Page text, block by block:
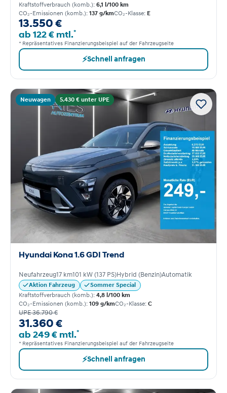
Kraftstoffverbrauch (komb.): 6,1 l/100 km
CO₂-Emissionen (komb.): 137 g/kmCO₂-Klasse: E
13.550 €
ab 122 € mtl.*
* Repräsentatives Finanzierungsbeispiel auf der Fahrzeugseite
⚡Schnell anfragen
Neuwagen 5.430 € unter UPE
Hyundai Kona 1.6 GDI Trend
Neufahrzeug17 km101 kW (137 PS)Hybrid (Benzin)Automatik
Aktion Fahrzeug
Sommer Special
Kraftstoffverbrauch (komb.): 4,8 l/100 km
CO₂-Emissionen (komb.): 109 g/kmCO₂-Klasse: C
UPE 36.790 €
31.360 €
ab 249 € mtl.*
* Repräsentatives Finanzierungsbeispiel auf der Fahrzeugseite
⚡Schnell anfragen